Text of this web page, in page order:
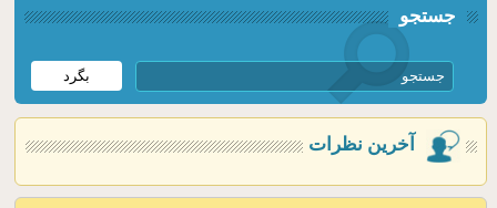
جستجو
آخرین نظرات